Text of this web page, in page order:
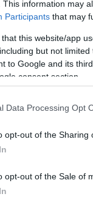
This information may
Participants that may
that this website/app
but not
to Google and its
consent section.
Data Processing Opt
opt-out of the Sharing
opt-out of the Sale of
egy
de
indított az ok